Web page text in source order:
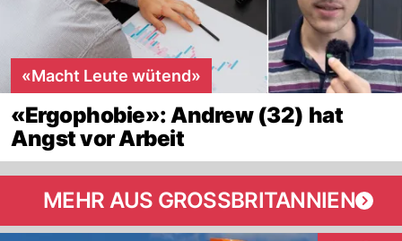
«Macht Leute wütend»
«Ergophobie»: Andrew (32) hat
Angst vor Arbeit
MEHR AUS GROSSBRITANNIEN